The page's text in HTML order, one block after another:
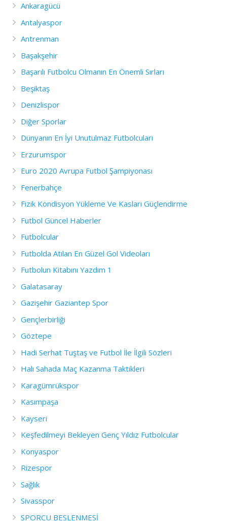
Ankaragücü
Antalyaspor
Antrenman
Başakşehir
Başarılı Futbolcu Olmanın En Önemli Sırları
Beşiktaş
Denizlispor
Diğer Sporlar
Dünyanın En İyi Unutulmaz Futbolcuları
Erzurumspor
Euro 2020 Avrupa Futbol Şampiyonası
Fenerbahçe
Fizik Kondisyon Yükleme Ve Kasları Güçlendirme
Futbol Güncel Haberler
Futbolcular
Futbolda Atılan En Güzel Gol Videoları
Futbolun Kitabını Yazdım 1
Galatasaray
Gazişehir Gaziantep Spor
Gençlerbirliği
Göztepe
Hadi Serhat Tuştaş ve Futbol İle İlgili Sözleri
Halı Sahada Maç Kazanma Taktikleri
Karagümrükspor
Kasımpaşa
Kayseri
Keşfedilmeyi Bekleyen Genç Yıldız Futbolcular
Konyaspor
Rizespor
Sağlık
Sivasspor
SPORCU BESLENMESİ